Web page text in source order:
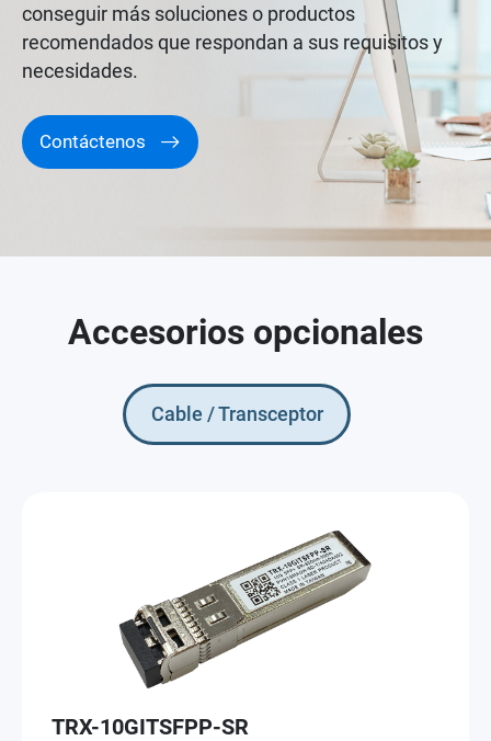
conseguir más soluciones o productos
recomendados que respondan a sus requisitos y
necesidades.
Contáctenos
Accesorios opcionales
Cable / Transceptor
TRX-10GITSFPP-SR